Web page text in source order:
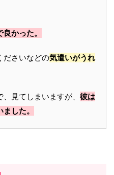
かった。
ださいなどの気遣いがうれ
見てしまいますが、 彼は
した。